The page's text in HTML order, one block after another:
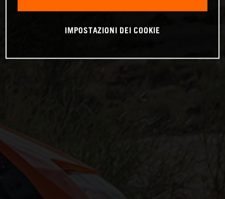
IMPOSTAZIONI DEI COOKIE